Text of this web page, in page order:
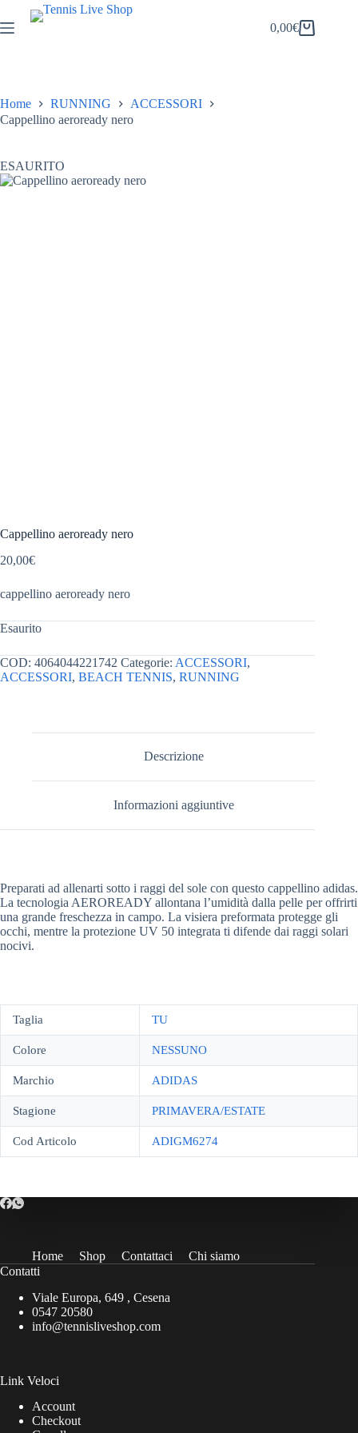
al
contenuto
Carrello
0,00€
Home RUNNING
ACCESSORI
Cappellino aeroready nero
ESAURITO
Cappellino aeroready nero
20,00€
cappellino aeroready nero
Esaurito
COD: 4064044221742 Categorie: ACCESSORI,
ACCESSORI, BEACH TENNIS, RUNNING
Descrizione
Informazioni aggiuntive
Preparati ad allenarti sotto i raggi del sole con questo cappellino adidas.
La tecnologia AEROREADY allontana l’umidità dalla pelle per offrirti
una grande freschezza in campo. La visiera preformata protegge gli
occhi, mentre la protezione UV 50 integrata ti difende dai raggi solari
nocivi.
Taglia TU
Colore NESSUNO
Marchio ADIDAS
Stagione PRIMAVERA/ESTATE
Cod Articolo ADIGM6274
Home Shop Contattaci
Chi siamo
Contatti
Viale Europa, 649 , Cesena
0547 20580
info@tennisliveshop.com
Link Veloci
Account
Checkout